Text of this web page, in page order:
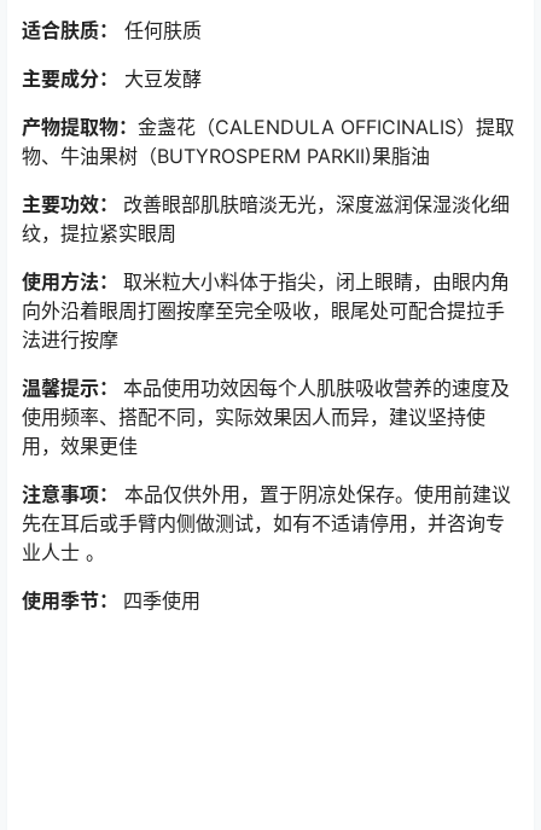
适合肤质：
任何肤质
主要成分：
大豆发酵
产物提取物： 金盏花（CALENDULA OFFICINALIS）提取
物、牛油果树（BUTYROSPERM PARKII)果脂油
主要功效： 改善眼部肌肤暗淡无光，深度滋润保湿淡化细
纹，提拉紧实眼周
使用方法： 取米粒大小料体于指尖，闭上眼睛，由眼内角
向外沿着眼周打圈按摩至完全吸收，眼尾处可配合提拉手
法进行按摩
温馨提示： 本品使用功效因每个人肌肤吸收营养的速度及
使用频率、搭配不同，实际效果因人而异，建议坚持使
用，效果更佳
注意事项：
本品仅供外用，置于阴凉处保存。使用前建议
先在耳后或手臂内侧做测试，如有不适请停用，并咨询专
业人士 。
使用季节： 四季使用